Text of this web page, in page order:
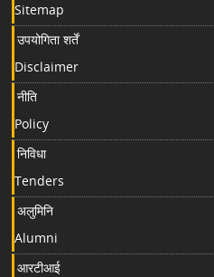
Sitemap
उपयोगिता शर्तें
Disclaimer
नीति
Policy
निविधा
Tenders
अलुमिनि
Alumni
आरटीआई